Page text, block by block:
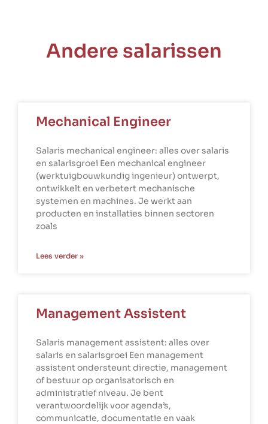
Andere salarissen
Mechanical Engineer
Salaris mechanical engineer: alles over salaris
en salarisgroei Een mechanical engineer
(werktuigbouwkundig ingenieur) ontwerpt,
ontwikkelt en verbetert mechanische
systemen en machines. Je werkt aan
producten en installaties binnen sectoren
zoals
Lees verder »
Management Assistent
Salaris management assistent: alles over
salaris en salarisgroei Een management
assistent ondersteunt directie, management
of bestuur op organisatorisch en
administratief niveau. Je bent
verantwoordelijk voor agenda’s,
communicatie, documentatie en vaak